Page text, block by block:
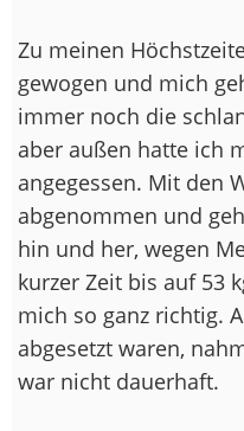
Zu meinen
gewogen und mich
immer noch die
aber außen hatte ich
angegessen. Mit den
abgenommen und
hin und her, wegen
kurzer Zeit bis auf 53
mich so ganz richtig.
abgesetzt waren,
war nicht dauerhaft.